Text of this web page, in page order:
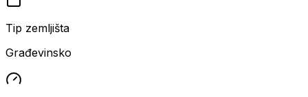
Tip zemljišta
Građevinsko